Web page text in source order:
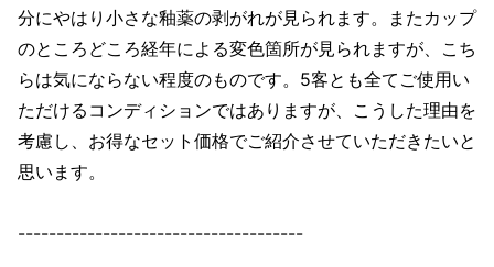
分にやはり小さな釉薬の剥がれが見られます。またカップ
のところどころ経年による変色箇所が見られますが、こち
らは気にならない程度のものです。5客とも全てご使用い
ただけるコンディションではありますが、こうした理由を
考慮し、お得なセット価格でご紹介させていただきたいと
思います。
-------------------------------------